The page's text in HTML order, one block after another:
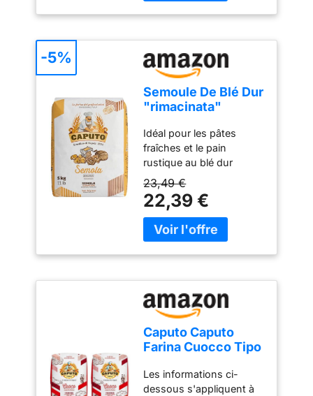
Semoule De Blé Dur
"rimacinata"
Idéal pour les pâtes
fraîches et le pain
rustique au blé dur
23,49 €
22,39 €
-5%
Caputo Caputo
Farina Cuocco Tipo
1000
grammes/Qualité
Les informations ci-
dessous s'appliquent à